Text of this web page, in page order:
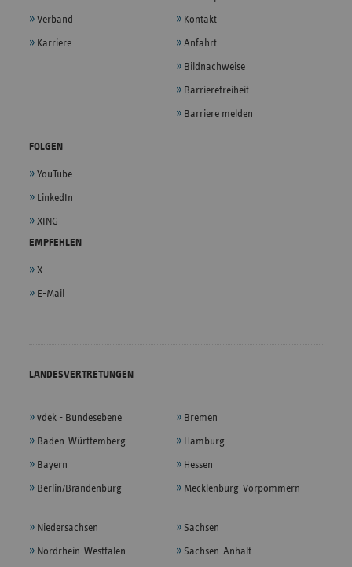
Verband
Karriere
Kontakt
Anfahrt
Bildnachweise
Barrierefreiheit
Barriere melden
FOLGEN
YouTube
LinkedIn
XING
EMPFEHLEN
X
E-Mail
LANDESVERTRETUNGEN
vdek - Bundesebene
Baden-Württemberg
Bayern
Berlin/Brandenburg
Bremen
Hamburg
Hessen
Mecklenburg-Vorpommern
Niedersachsen
Nordrhein-Westfalen
Sachsen
Sachsen-Anhalt